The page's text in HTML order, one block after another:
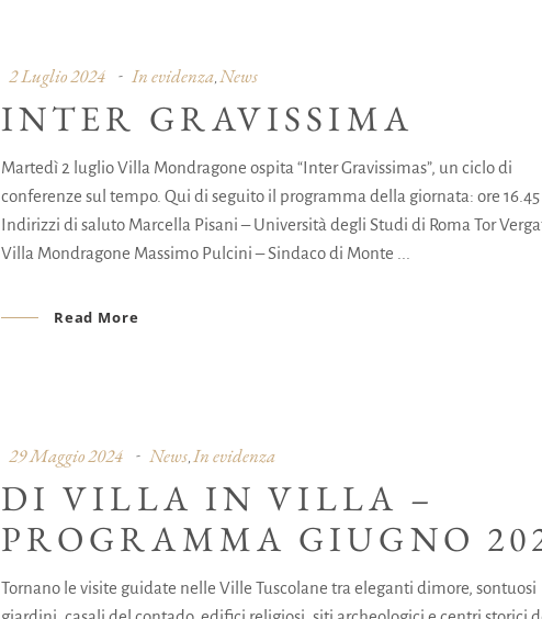
2 Luglio 2024 In evidenza, News
INTER GRAVISSIMA
Martedì 2 luglio Villa Mondragone ospita “Inter Gravissimas”, un ciclo di
conferenze sul tempo. Qui di seguito il programma della giornata: ore 16.45
Indirizzi di saluto Marcella Pisani – Università degli Studi di Roma Tor
Villa Mondragone Massimo Pulcini – Sindaco di Monte
Read More
29 Maggio 2024 News, In evidenza
DI VILLA IN VILLA –
PROGRAMMA GIUGNO
Tornano le visite guidate nelle Ville Tuscolane tra eleganti dimore, sontuosi